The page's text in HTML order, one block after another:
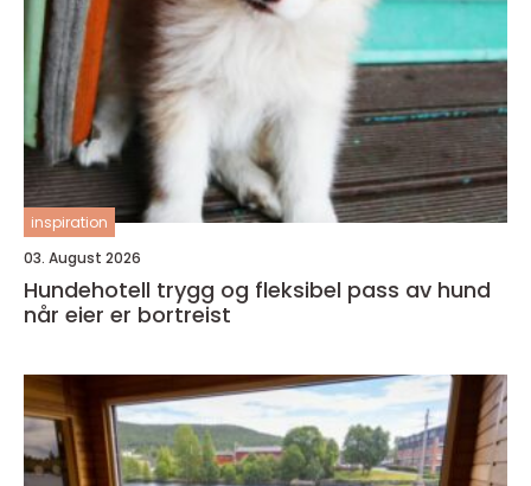
inspiration
03. August 2026
Hundehotell trygg og fleksibel pass av hund
når eier er bortreist